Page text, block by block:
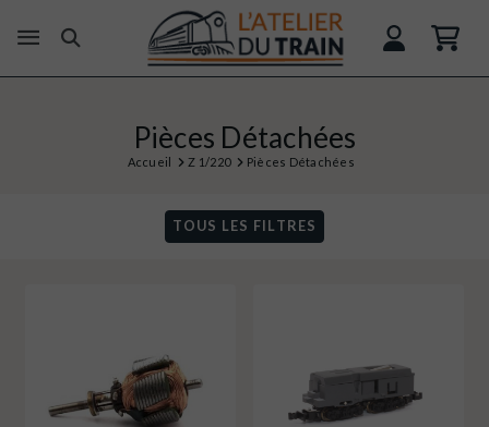
Pièces Détachées
Accueil Z 1/220 Pièces Détachées
TOUS LES FILTRES